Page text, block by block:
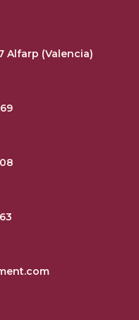
Alfarp (Valencia)